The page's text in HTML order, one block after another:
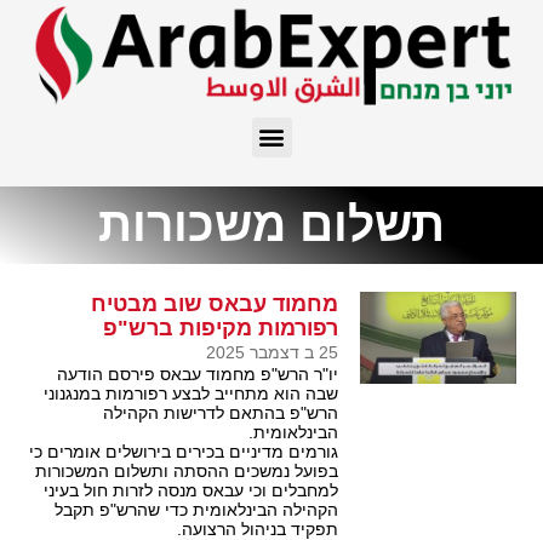
תשלום משכורות
מחמוד עבאס שוב מבטיח
רפורמות מקיפות ברש"פ
25 ב דצמבר 2025
יו"ר הרש"פ מחמוד עבאס פירסם הודעה
שבה הוא מתחייב לבצע רפורמות במנגנוני
הרש"פ בהתאם לדרישות הקהילה
הבינלאומית.
גורמים מדיניים בכירים בירושלים אומרים כי
בפועל נמשכים ההסתה ותשלום המשכורות
למחבלים וכי עבאס מנסה לזרות חול בעיני
הקהילה הבינלאומית כדי שהרש"פ תקבל
תפקיד בניהול הרצועה.